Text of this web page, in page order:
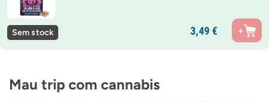
Sem stock 3,49€
Mau trip com cannabis